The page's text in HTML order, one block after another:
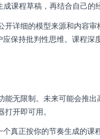
课程草稿，再结合自己的
详细的模型来源和内容
保持批判性思维。课程
无限制。未来可能会推
开即可用。
真正按你的节奏生成的